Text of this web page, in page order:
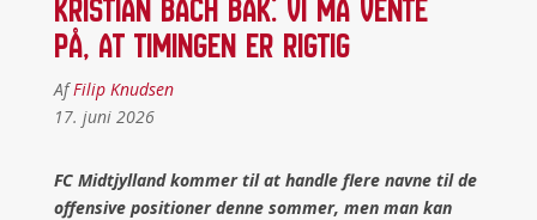
Kristian Bach Bak: Vi må vente
på, at timingen er rigtig
AfFilip Knudsen
17. juni 2026
FC Midtjylland kommer til at handle flere navne til de
offensive positioner denne sommer, men man kan